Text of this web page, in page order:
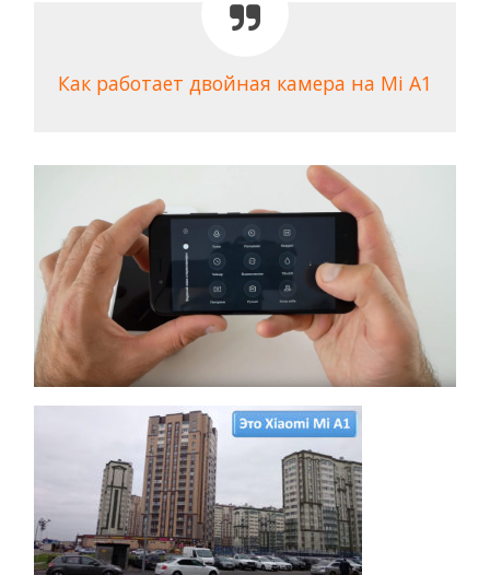
Как работает двойная камера на Mi A1